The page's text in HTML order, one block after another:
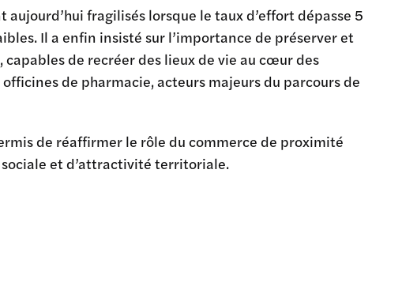
fragilisés lorsque le taux d’effort dépasse 5
Il a enfin insisté sur l’importance de préserver et
de recréer des lieux de vie au cœur des
de pharmacie, acteurs majeurs du parcours de
de réaffirmer le rôle du commerce de proximité
et d’attractivité territoriale.